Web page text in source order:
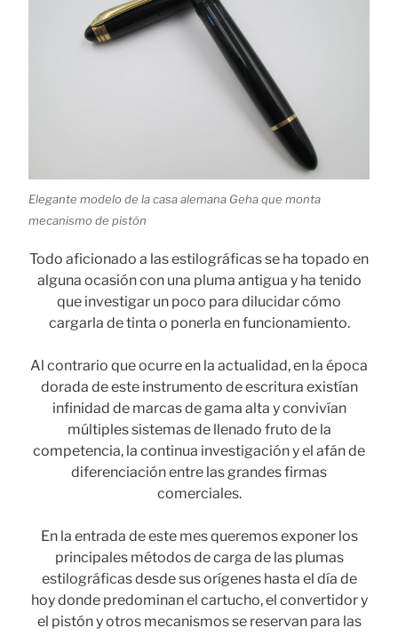
Elegante modelo de la casa alemana Geha que monta
mecanismo de pistón
Todo aficionado a las estilográficas se ha topado en
alguna ocasión con una pluma antigua y ha tenido
que investigar un poco para dilucidar cómo
cargarla de tinta o ponerla en funcionamiento.
Al contrario que ocurre en la actualidad, en la época
dorada de este instrumento de escritura existían
infinidad de marcas de gama alta y convivían
múltiples sistemas de llenado fruto de la
competencia, la continua investigación y el afán de
diferenciación entre las grandes firmas
comerciales.
En la entrada de este mes queremos exponer los
principales métodos de carga de las plumas
estilográficas desde sus orígenes hasta el día de
hoy donde predominan el cartucho, el convertidor y
el pistón y otros mecanismos se reservan para las